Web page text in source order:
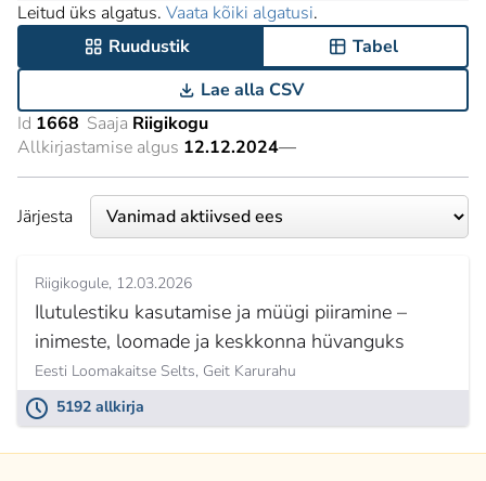
Leitud üks algatus. Vaata kõiki algatusi.
Ruudustik
Tabel
Lae alla CSV
Id 1668 Saaja Riigikogu
Allkirjastamise algus 12.12.2024—
Järjesta
Riigikogule 12.03.2026
Ilutulestiku kasutamise ja müügi piiramine –
inimeste, loomade ja keskkonna hüvanguks
Eesti Loomakaitse Selts, Geit Karurahu
5192 allkirja